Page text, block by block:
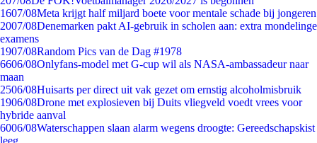
1607/08Meta krijgt half miljard boete voor mentale schade bij jongeren
2007/08Denemarken pakt AI-gebruik in scholen aan: extra mondelinge
examens
1907/08Random Pics van de Dag #1978
6606/08Onlyfans-model met G-cup wil als NASA-ambassadeur naar
maan
2506/08Huisarts per direct uit vak gezet om ernstig alcoholmisbruik
1906/08Drone met explosieven bij Duits vliegveld voedt vrees voor
hybride aanval
6006/08Waterschappen slaan alarm wegens droogte: Gereedschapskist
leeg